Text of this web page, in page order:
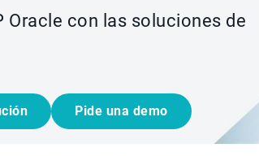
Oracle con las soluciones de
Pide una demo